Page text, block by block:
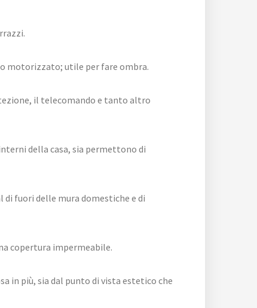
o motorizzato; utile per fare ombra.
il telecomando e tanto altro
della casa, sia permettono di
fuori delle mura domestiche e di
copertura impermeabile.
in più, sia dal punto di vista estetico che